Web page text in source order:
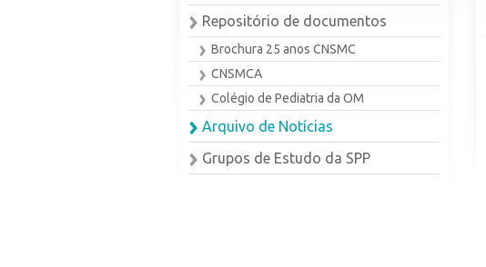
Repositório de documentos
Brochura 25 anos CNSMC
CNSMCA
Colégio de Pediatria da OM
Arquivo de Notícias
Grupos de Estudo da SPP